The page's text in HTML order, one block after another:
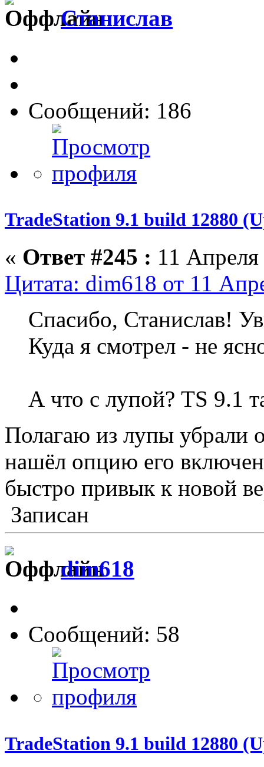
Станислав
Сообщений: 186
TradeStation 9.1 build 12880
« Ответ #245 : 11
Цитата: dim618 от 11
Спасибо, Станислав!
Куда я смотрел - не
А что с лупой? TS 9.1
Полагаю из лупы убрали
нашёл опцию его
быстро привык к новой
Записан
dim618
Сообщений: 58
TradeStation 9.1 build 12880